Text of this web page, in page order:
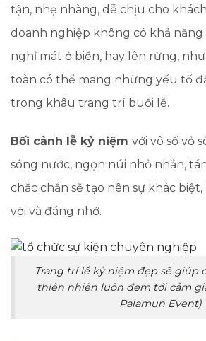
tận, nhẹ nhàng, dễ chịu cho
doanh nghiệp không có khả năng
nghỉ mát ở biển, hay lên rừng,
toàn có thể mang những yếu tố
trong khâu trang trí buổi lễ.
Bối cảnh lễ kỷ niệm với vô số vỏ
sóng nước, ngọn núi nhỏ nhắn,
chắc chắn sẽ tạo nên sự khác
vời và đáng nhớ.
Trang trí lể kỷ niệm đẹp sẽ giúp
thiên nhiên luôn đem tới cảm
Palamun Event)